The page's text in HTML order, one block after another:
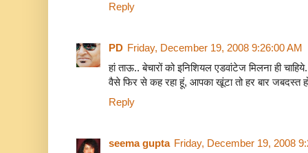
Reply
PD Friday, December 19, 2008 9:26:00 AM
हां ताऊ.. बेचारों को इनिशियल एडवांटेज मिलना ही
वैसे फिर से कह रहा हूं, आपका खूंटा तो हर बार जबदस्त
Reply
seema gupta Friday, December 19, 2008